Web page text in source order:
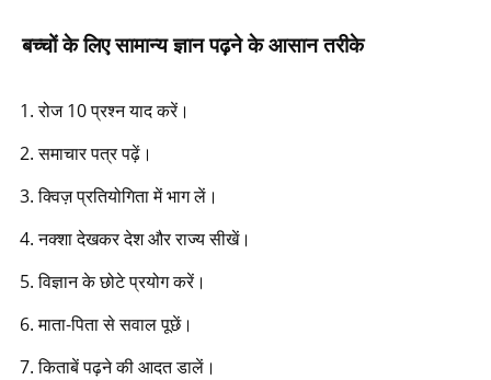
बच्चों के लिए सामान्य ज्ञान पढ़ने के आसान तरीके
रोज 10 प्रश्न याद करें।
समाचार पत्र पढ़ें।
क्विज़ प्रतियोगिता में भाग लें।
नक्शा देखकर देश और राज्य सीखें।
विज्ञान के छोटे प्रयोग करें।
माता-पिता से सवाल पूछें।
किताबें पढ़ने की आदत डालें।